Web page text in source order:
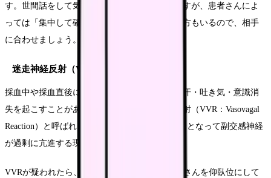
す。世間話をして気を紛らわせる方法も有効ですが、患者さんによ
っては「集中して確実に採ってほしい」という方もいるので、相手
に合わせましょう。
迷走神経反射（VVR）への備え
採血中や採血直後に、患者さんが顔面蒼白・冷汗・吐き気・意識消
失を起こすことがあります。これは迷走神経反射（VVR：Vasovagal
Reaction）と呼ばれ、痛みや恐怖、緊張が引き金となって副交感神経
が過剰に亢進する現象です。
VVRが疑われたら、すぐに採血を中止し、患者さんを仰臥位にして